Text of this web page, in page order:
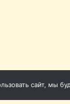
сайт, мы